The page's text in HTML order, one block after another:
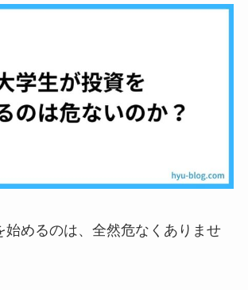
始めるのは、全然危なくありませ